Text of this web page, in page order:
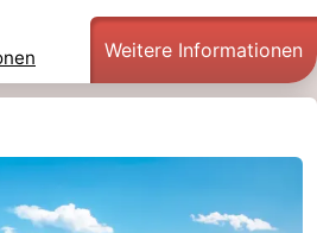
Weitere Informationen